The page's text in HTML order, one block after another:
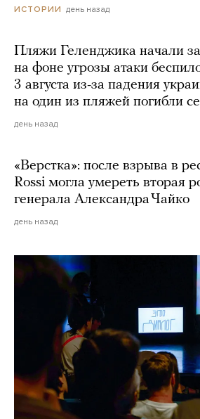
ИСТОРИИ день назад
Пляжи Геленджика начали
на фоне угрозы атаки
3 августа из-за падения
на один из пляжей погибли
день назад
«Верстка»: после взрыва в
Rossi могла умереть вторая
генерала Александра Чайко
день назад